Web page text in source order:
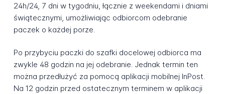
24h/24, 7 dni w tygodniu, łącznie z weekendami i dniami
świątecznymi, umożliwiając odbiorcom odebranie
paczek o każdej porze.
Po przybyciu paczki do szafki docelowej odbiorca ma
zwykle 48 godzin na jej odebranie. Jednak termin ten
można przedłużyć za pomocą aplikacji mobilnej InPost.
Na 12 godzin przed ostatecznym terminem w aplikacji